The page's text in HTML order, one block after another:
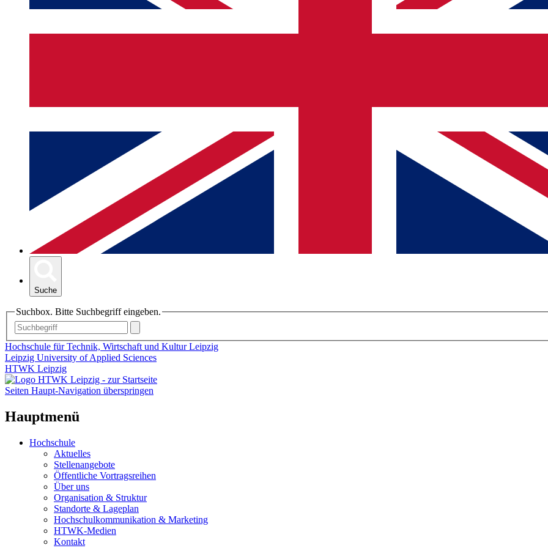
Suche
Suchbox. Bitte Suchbegriff eingeben.
Hochschule für Technik, Wirtschaft und Kultur Leipzig
Leipzig University of Applied Sciences
HTWK Leipzig
Seiten Haupt-Navigation überspringen
Hauptmenü
Hochschule
Aktuelles
Stellenangebote
Öffentliche Vortragsreihen
Über uns
Organisation & Struktur
Standorte & Lageplan
Hochschulkommunikation & Marketing
HTWK-Medien
Kontakt